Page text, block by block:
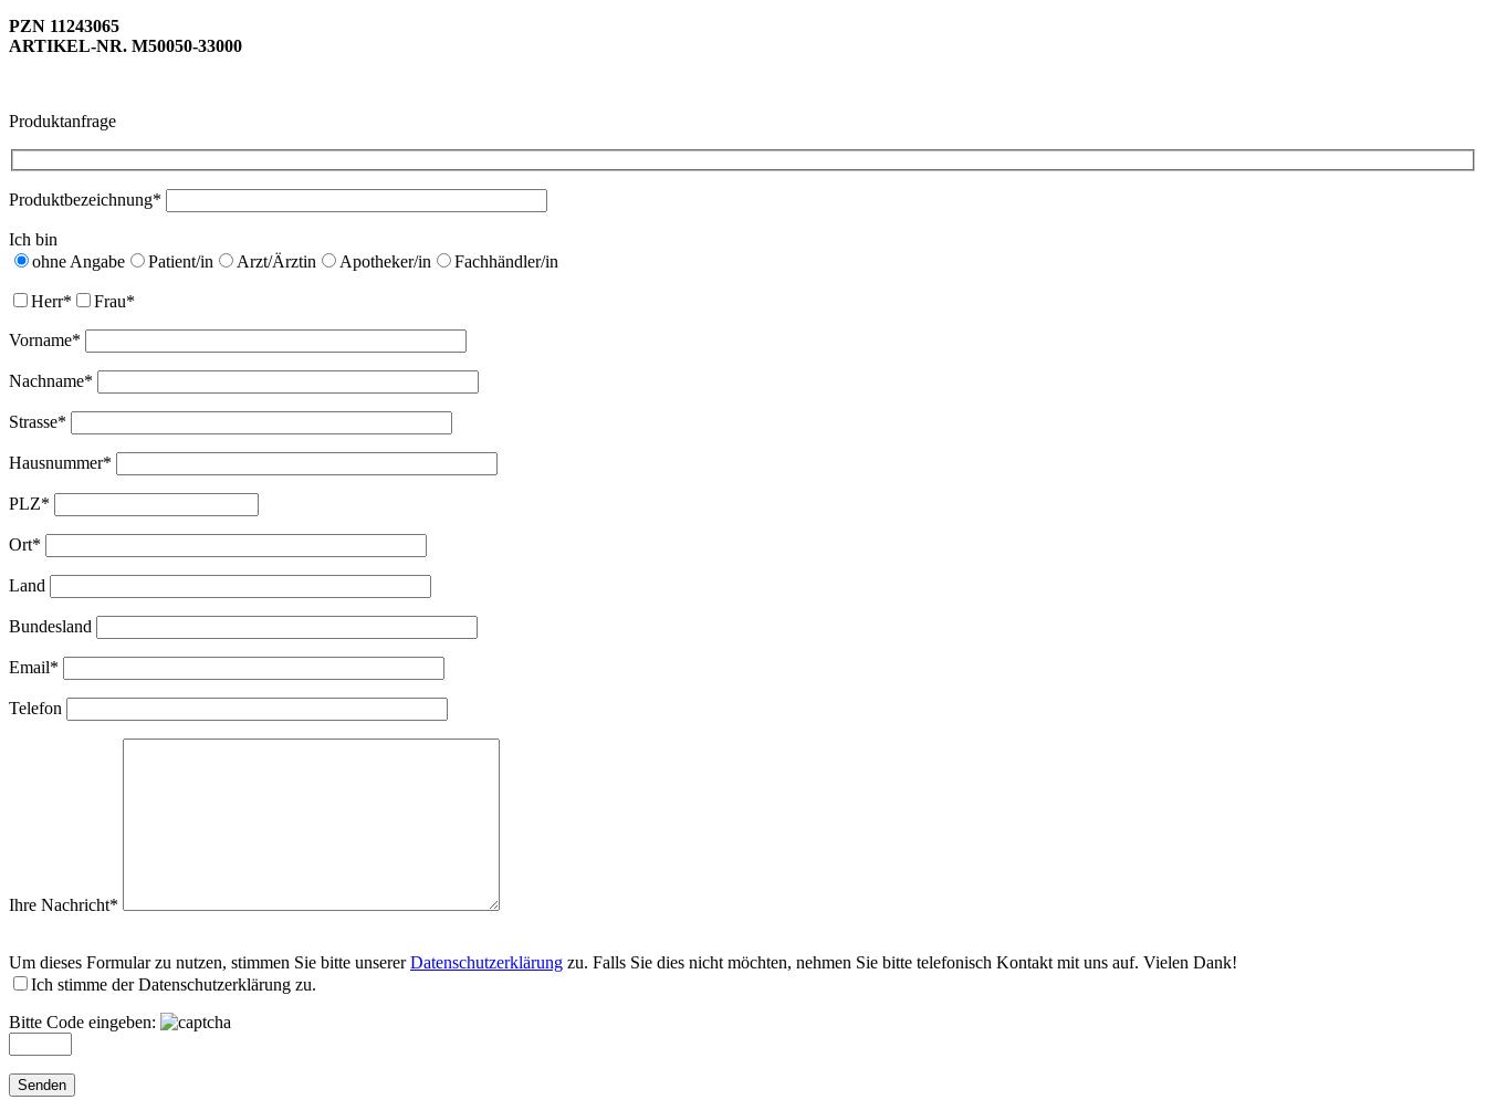
PZN 11243065
ARTIKEL-NR. M50050-33000
Produktanfrage
Produktbezeichnung*
Ich bin
ohne Angabe
Patient/in Arzt/Ärztin Apotheker/in Fachhändler/in
Herr* Frau*
Vorname*
Nachname*
Strasse*
Hausnummer*
PLZ*
Ort*
Land
Bundesland
Email*
Telefon
Ihre Nachricht*
Um dieses Formular zu nutzen, stimmen Sie bitte unsererDatenschutzerklärung zu. Falls Sie dies nicht möchten, nehmen Sie bitte telefonisch Kontakt mit uns auf. Vielen Dank!
Ich stimme der Datenschutzerklärung zu.
Bitte Code eingeben: